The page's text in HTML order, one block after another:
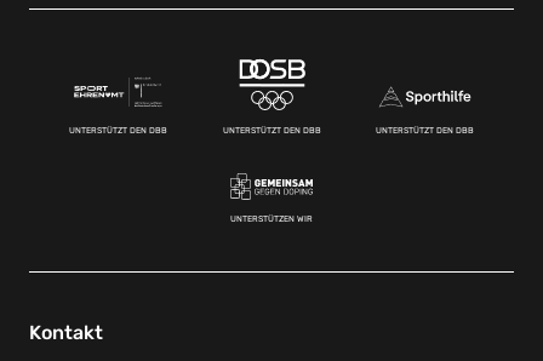
UNTERSTÜTZT DEN DBB UNTERSTÜTZT DEN DBB UNTERSTÜTZT DEN DBB
UNTERSTÜTZEN WIR
Kontakt